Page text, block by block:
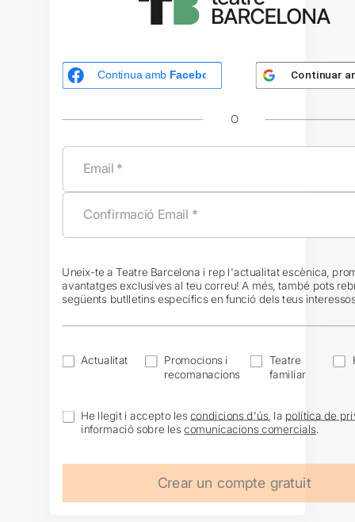
Continua amb Facebook Continuar
O
Uneix-te a Teatre Barcelona i rep l'actualitat escènica,
avantatges exclusives al teu correu! A més, també pots
següents butlletins específics en funció dels teus
Actualitat
Promocions i
recomanacions
Teatre
familiar
He llegit i accepto lescondicions d'ús, la política de
informació sobre lescomunicacions comercials.
Crear un compte gratuit